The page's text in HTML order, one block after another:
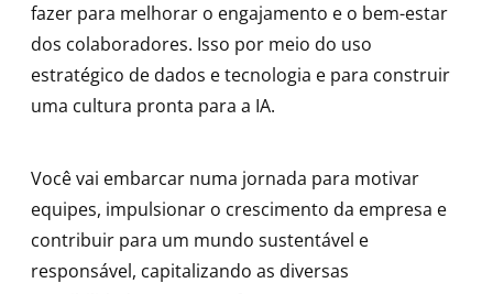
fazer para melhorar o engajamento e o bem-estar
dos colaboradores. Isso por meio do uso
estratégico de dados e tecnologia e para construir
uma cultura pronta para a IA.
Você vai embarcar numa jornada para motivar
equipes, impulsionar o crescimento da empresa e
contribuir para um mundo sustentável e
responsável, capitalizando as diversas